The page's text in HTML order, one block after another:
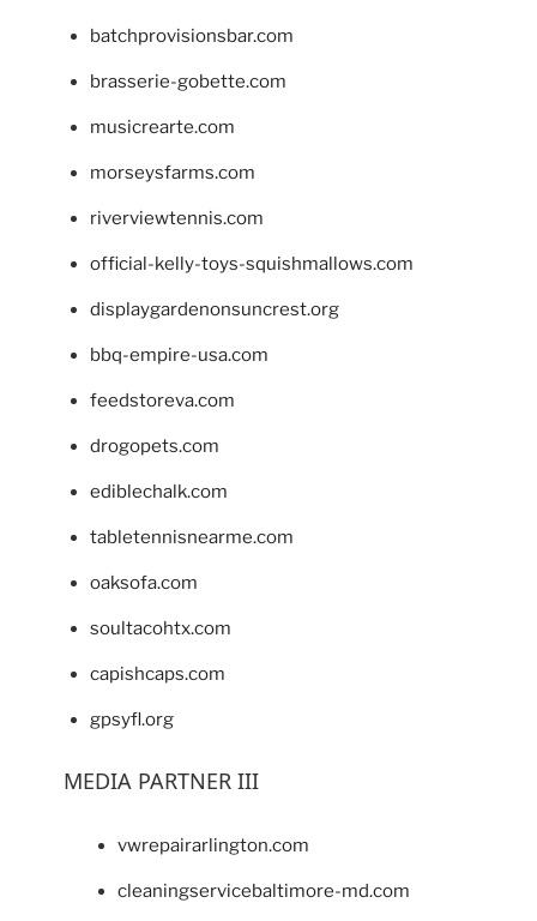
batchprovisionsbar.com
brasserie-gobette.com
musicrearte.com
morseysfarms.com
riverviewtennis.com
official-kelly-toys-squishmallows.com
displaygardenonsuncrest.org
bbq-empire-usa.com
feedstoreva.com
drogopets.com
ediblechalk.com
tabletennisnearme.com
oaksofa.com
soultacohtx.com
capishcaps.com
gpsyfl.org
MEDIA PARTNER III
vwrepairarlington.com
cleaningservicebaltimore-md.com